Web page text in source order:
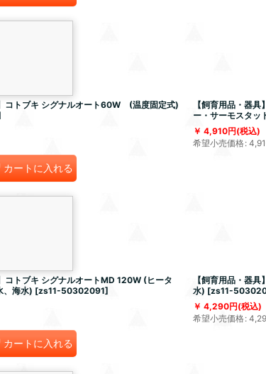
コトブキ シグナルオート60W (温度固定式)
カートに入れる
【飼育用品・器
ー・サーモスタッ
4,910円(税込)
希望小売価格:
コトブキ シグナルオートMD 120W (ヒータ
、海水) [zs11-50302091]
カートに入れる
【飼育用品・器
水) [zs11-
4,290円(税込)
希望小売価格: